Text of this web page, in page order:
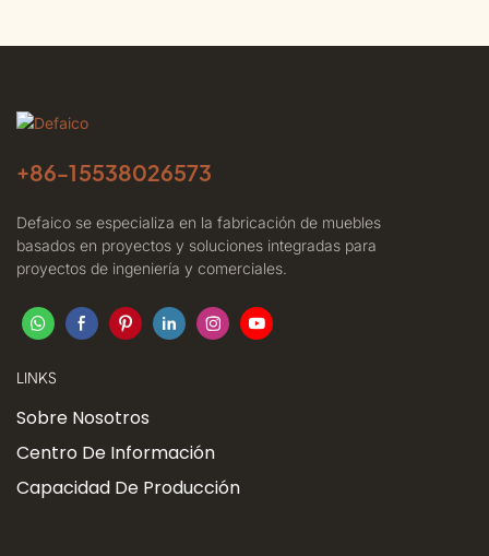
+86-15538026573
Defaico se especializa en la fabricación de muebles
basados ​​en proyectos y soluciones integradas para
proyectos de ingeniería y comerciales.
LINKS
Sobre Nosotros
Centro De Información
Capacidad De Producción